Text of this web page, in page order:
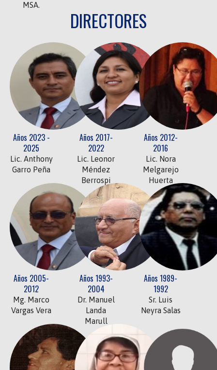
MSA.
DIRECTORES
Años 2023 -
2025
Lic. Anthony
Garro Peña
Años 2017-
2022
Lic. Leonor
Méndez
Berrospi
Años 2012-
2016
Lic. Nora
Melgarejo
Huerta
Años 2005-
2012
Mg. Marco
Vargas Vera
Años 1993-
2004
Dr. Manuel
Landa
Marull
Años 1989-
1992
Sr. Luis
Neyra Salas